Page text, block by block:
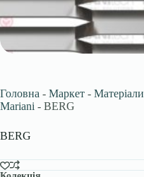
Головна - Маркет - Матеріали
Mariani - BERG
BERG